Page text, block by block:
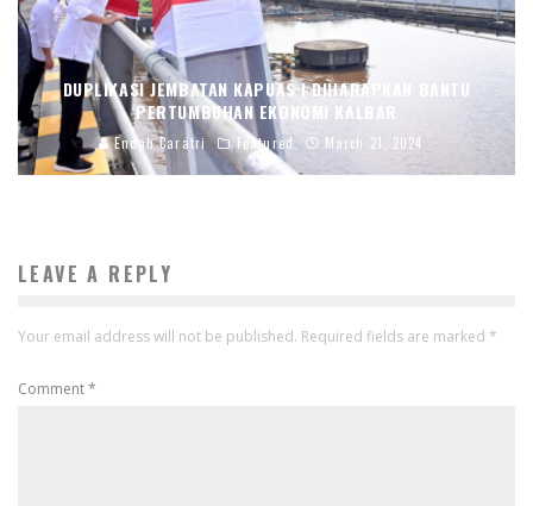
DUPLIKASI JEMBATAN KAPUAS I DIHARAPKAN BANTU
PERTUMBUHAN EKONOMI KALBAR
Endah Caratri Featured March 21, 2024
LEAVE A REPLY
Your email address will not be published. Required fields are marked *
Comment*